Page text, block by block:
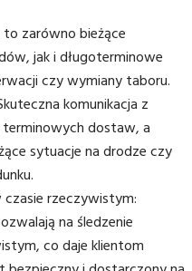
zarówno bieżące
jak i długoterminowe
czy wymiany taboru.
komunikacja z
dostaw, a
sytuacje na drodze czy
rzeczywistym:
na śledzenie
co daje klientom